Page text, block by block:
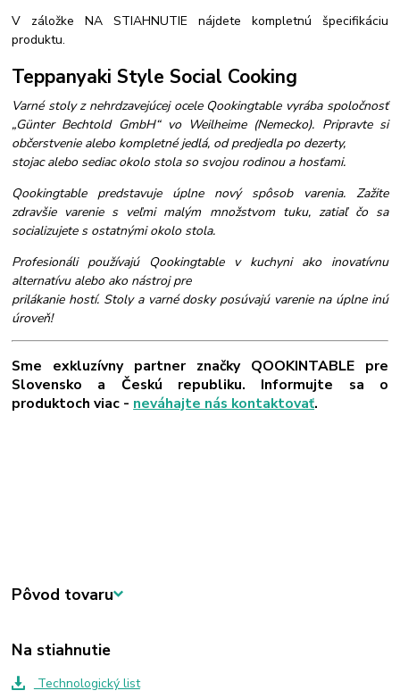
V záložke NA STIAHNUTIE nájdete kompletnú špecifikáciu
produktu.
Teppanyaki Style Social Cooking
Varné stoly z nehrdzavejúcej ocele Qookingtable vyrába spoločnosť
„Günter Bechtold GmbH“ vo Weilheime (Nemecko). Pripravte si
občerstvenie alebo kompletné jedlá, od predjedla po dezerty,
stojac alebo sediac okolo stola so svojou rodinou a hosťami.
Qookingtable predstavuje úplne nový spôsob varenia. Zažite
zdravšie varenie s veľmi malým množstvom tuku, zatiaľ čo sa
socializujete s ostatnými okolo stola.
Profesionáli používajú Qookingtable v kuchyni ako inovatívnu
alternatívu alebo ako nástroj pre
prilákanie hostí. Stoly a varné dosky posúvajú varenie na úplne inú
úroveň!
Sme exkluzívny partner značky QOOKINTABLE pre
Slovensko a Českú republiku. Informujte sa o
produktoch viac - neváhajte nás kontaktovať.
Pôvod tovaru
Na stiahnutie
Technologický list